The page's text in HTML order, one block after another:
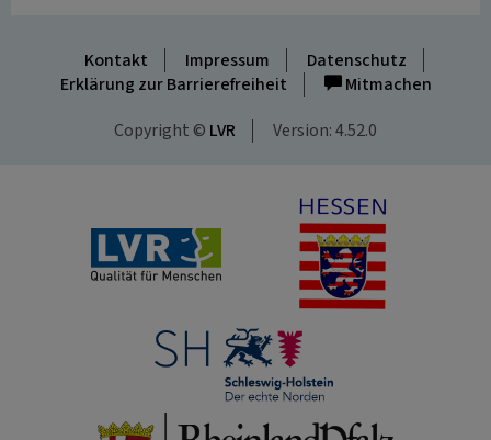
Kontakt Impressum
Datenschutz
Erklärung zur Barrierefreiheit
Mitmachen
Copyright © LVR Version: 4.52.0